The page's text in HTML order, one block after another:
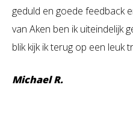
geduld en goede feedback
van Aken ben ik uiteindelijk
blik kijk ik terug op een leuk
Michael R.